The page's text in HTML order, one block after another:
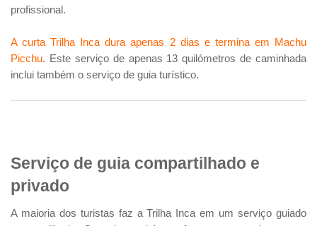
profissional.
A curta Trilha Inca dura apenas 2 dias e termina em Machu
Picchu. Este serviço de apenas 13 quilómetros de caminhada
inclui também o serviço de guia turístico.
Serviço de guia compartilhado e
privado
A maioria dos turistas faz a Trilha Inca em um serviço guiado